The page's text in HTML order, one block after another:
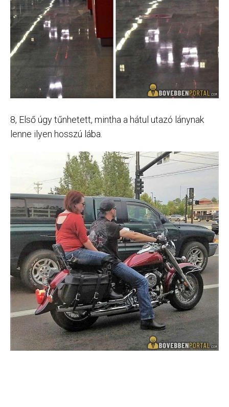
8, Első úgy tűnhetett, mintha a hátul utazó lánynak
lenne ilyen hosszú lába.